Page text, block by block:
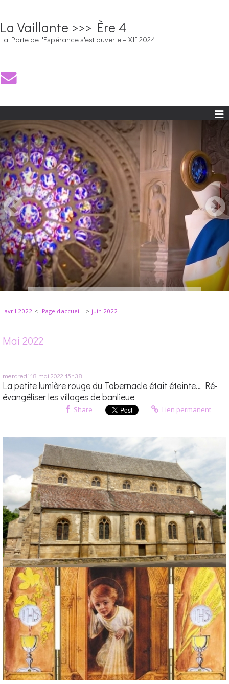
La Vaillante >>> Ère 4
La Porte de l'Espérance s'est ouverte – XII 2024
avril 2022 Page d'accueil juin 2022
Mai 2022
mercredi 18 mai 2022 15h38
La petite lumière rouge du Tabernacle était éteinte… Ré-
évangéliser les villages de banlieue
Share Lien permanent